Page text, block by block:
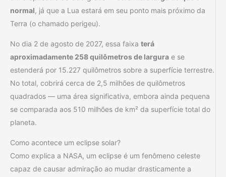
normal, já que a Lua estará em seu ponto mais próximo da
Terra (o chamado perigeu).
No dia 2 de agosto de 2027, essa faixa terá
aproximadamente 258 quilômetros de largura e se
estenderá por 15.227 quilômetros sobre a superfície terrestre.
No total, cobrirá cerca de 2,5 milhões de quilômetros
quadrados — uma área significativa, embora ainda pequena
se comparada aos 510 milhões de km² da superfície total do
planeta.
Como acontece um eclipse solar?
Como explica a NASA, um eclipse é um fenômeno celeste
capaz de causar admiração ao mudar drasticamente a